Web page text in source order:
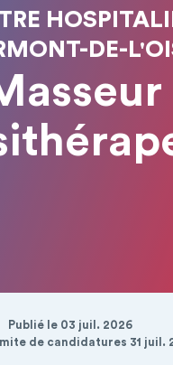
DE-
Publié le 03 juil. 2026
de candidatures 31 juil.